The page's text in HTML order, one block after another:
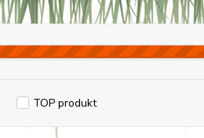
TOP produkt